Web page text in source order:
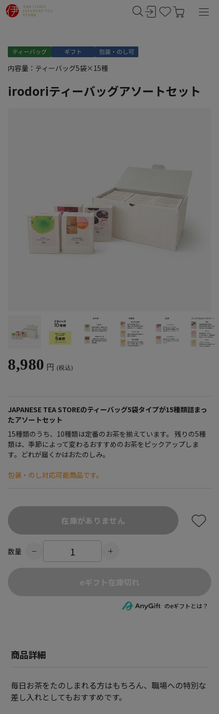
内容量：ティーバッグ5袋×15種
irodoriティーバッグアソートセット
JAPANESE TEA STOREのティーバッグ5袋タイプが15種類詰まっ
たアソートセット
15種類のうち、10種類は定番のお茶を揃えています。 残りの5種
類は、季節によって変わるおすすめのお茶をピックアップしま
す。どれが届くかはおたのしみ。
包装・のし対応可能商品です。
8,980 円 (税込)
数量
在庫がありません
eギフト在庫切れ
のeギフトとは？
商品詳細
毎日お茶をたのしまれる方はもちろん、職場への特別な
差し入れとしてもおすすめです。